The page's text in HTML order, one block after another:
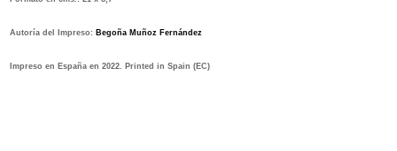
Autoría del Impreso: Begoña Muñoz Fernández
Impreso en España en 2022. Printed in Spain (EC)